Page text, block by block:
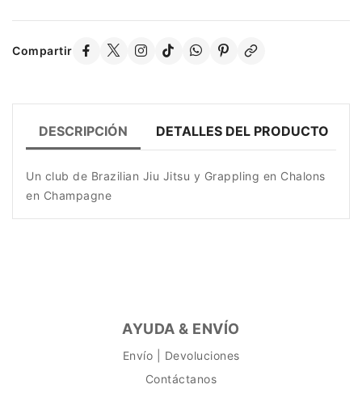
Compartir
DESCRIPCIÓN DETALLES DEL PRODUCTO
Un club de Brazilian Jiu Jitsu y Grappling en Chalons
en Champagne
AYUDA & ENVÍO
Envío | Devoluciones
Contáctanos